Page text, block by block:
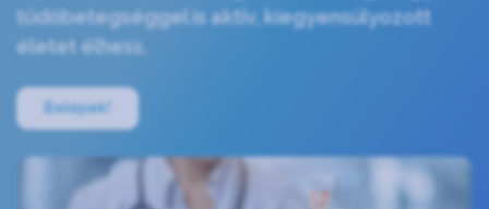
tüdőbetegséggel is aktív, kiegyensúlyozott
életet élhess.
Belépek!